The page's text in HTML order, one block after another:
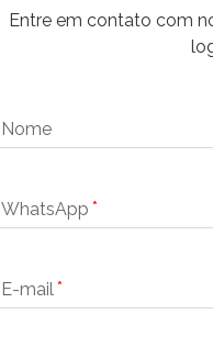
Entre em contato com
Nome
WhatsApp
E-mail